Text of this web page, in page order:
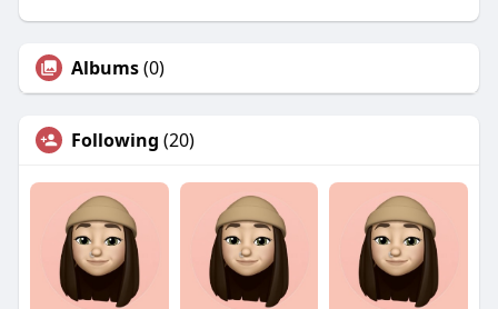
Albums(0)
Following (20)